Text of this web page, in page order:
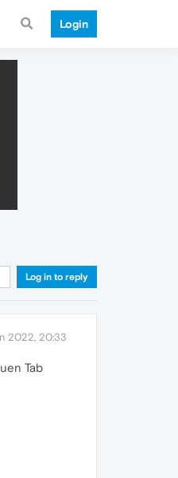
Login
Log in to reply
2022, 20:33
Tab